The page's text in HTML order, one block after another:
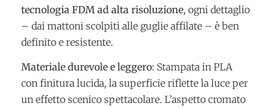
tecnologia FDM ad alta risoluzione, ogni dettaglio
– dai mattoni scolpiti alle guglie affilate – è ben
definito e resistente.
Materiale durevole e leggero: Stampata in PLA
con finitura lucida, la superficie riflette la luce per
un effetto scenico spettacolare. L’aspetto cromato